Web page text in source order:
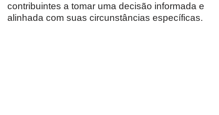
contribuintes a tomar uma decisão informada e
alinhada com suas circunstâncias específicas.